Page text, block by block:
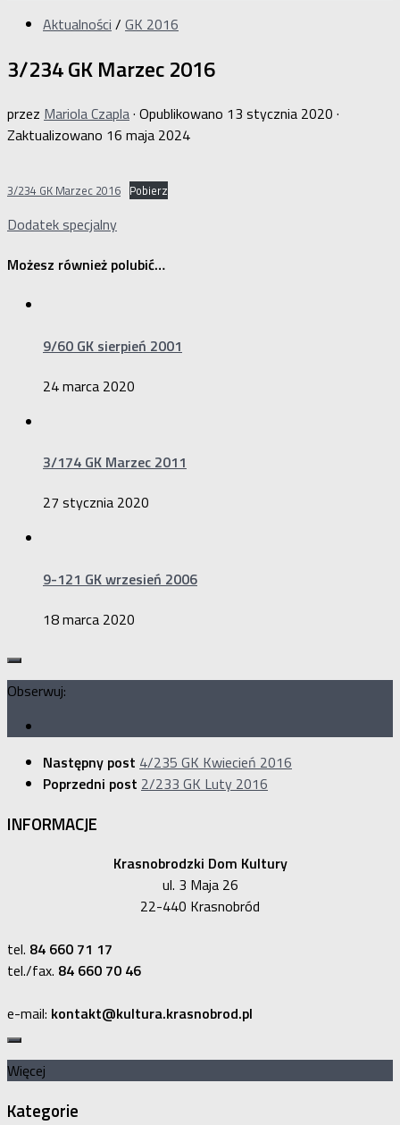
Aktualności / GK 2016
3/234 GK Marzec 2016
przez Mariola Czapla· Opublikowano 13 stycznia 2020 ·
Zaktualizowano 16 maja 2024
3/234 GK Marzec 2016 Pobierz
Dodatek specjalny
Możesz również polubić…
9/60 GK sierpień 2001
24 marca 2020
3/174 GK Marzec 2011
27 stycznia 2020
9-121 GK wrzesień 2006
18 marca 2020
Obserwuj:
Następny post 4/235 GK Kwiecień 2016
Poprzedni post 2/233 GK Luty 2016
INFORMACJE
Krasnobrodzki Dom Kultury
ul. 3 Maja 26
22-440 Krasnobród
tel. 84 660 71 17
tel./fax. 84 660 70 46
e-mail: kontakt@kultura.krasnobrod.pl
Więcej
Kategorie